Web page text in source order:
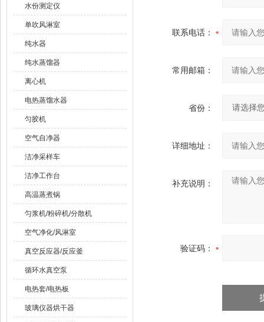
水份测定仪
单吹风淋室
纯水器
纯水蒸馏器
离心机
电热蒸馏水器
匀胶机
空气自净器
洁净采样车
洁净工作台
高温蒸煮锅
匀浆机/粉碎机/分散机
空气净化/风淋室
真空反应器/反应釜
循环水真空泵
电热套/电热板
玻璃仪器烘干器
联系电话：
常用邮箱：
省份：
详细地址：
补充说明：
验证码：